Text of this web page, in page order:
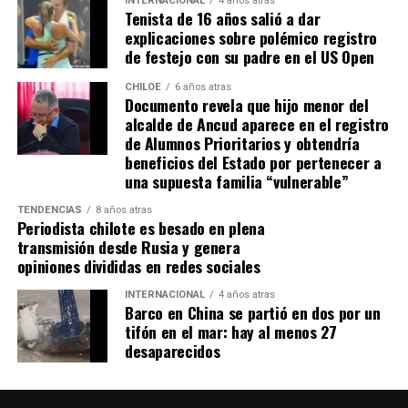
Actualmente, Gómez se encuentra en Santiago
realizando trámites y participando como invitada en
distintos medios de comunicación. Aunque aún no tiene
una fecha exacta para su viaje a Estados Unidos, donde
se administra el medicamento, indicó que esperan
realizarlo «a mediados de junio».
Cabe destacar que, pese a que se logró reunir el dinero y,
por ende, la meta se cumplió, continúan circulando por
redes sociales, eventos a beneficios de Tomás Ross.
¿Como ayudar?
Instagram, Dante_contra_duchenne
Fernando Jara (padre)
19.968.680-1
Banco Falabella, cuenta corriente
11510154944
fernandokine1998@gmail.com
Tenista de 16 años salió a dar
explicaciones sobre polémico registro
de festejo con su padre en el US Open
CHILOE 6 años atras
Documento revela que hijo menor del
alcalde de Ancud aparece en el registro
de Alumnos Prioritarios y obtendría
beneficios del Estado por pertenecer a
una supuesta familia “vulnerable”
TENDENCIAS 8 años atras
Periodista chilote es besado en plena
transmisión desde Rusia y genera
opiniones divididas en redes sociales
INTERNACIONAL 4 años atras
Barco en China se partió en dos por un
tifón en el mar: hay al menos 27
desaparecidos